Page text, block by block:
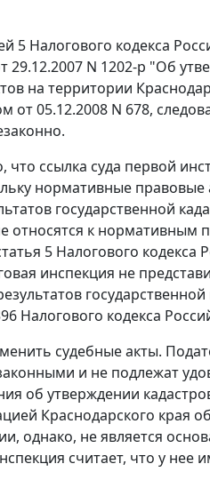
5 Налогового кодекса
N 1202-р "Об
на территории
05.12.2008 N 678,
ссылка суда первой
нормативные правовые
государственной
относятся к нормативным
5 Налогового
инспекция не
Налогового кодекса
судебные акты.
и не подлежат
об утверждении
Краснодарского края
однако, не является
считает, что у нее